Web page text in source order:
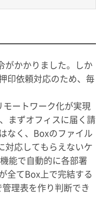
がかかりました。しか
印依頼対応のため、毎
ートワーク化が実現
まずオフィスに届く請
なく、Boxのファイル
対応してもらえないケ
能で自動的に各部署
全てBox上で完結する
理表を作り判断でき